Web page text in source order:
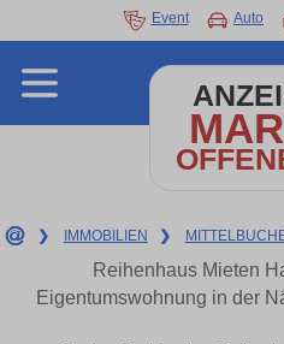
Event Auto
❯ IMMOBILIEN ❯
Reihenhaus Mieten
Eigentumswohnung in der